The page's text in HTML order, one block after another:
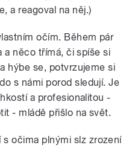
a reagoval na něj.)
očím. Během pár
a něco třímá, či spíše si
hýbe se, potvrzujeme si
s námi porod sledují. Je
a profesionalitou -
- mládě přišlo na svět.
očima plnými slz zrození